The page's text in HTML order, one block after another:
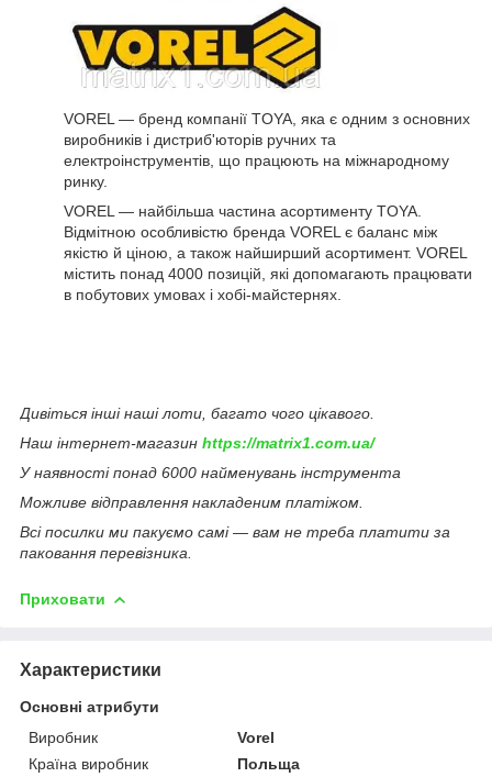
VOREL — бренд компанії TOYA, яка є одним з основних
виробників і дистриб'юторів ручних та
електроінструментів, що працюють на міжнародному
ринку.
VOREL — найбільша частина асортименту TOYA.
Відмітною особливістю бренда VOREL є баланс між
якістю й ціною, а також найширший асортимент. VOREL
містить понад 4000 позицій, які допомагають працювати
в побутових умовах і хобі-майстернях.
Дивіться інші наші лоти, багато чого цікавого.
Наш інтернет-магазин https://matrix1.com.ua/
У наявності понад 6000 найменувань інструмента
Можливе відправлення накладеним платіжом.
Всі посилки ми пакуємо самі — вам не треба платити за
паковання перевізника.
Приховати
Характеристики
Основні атрибути
Виробник
Vorel
Країна виробник
Польща